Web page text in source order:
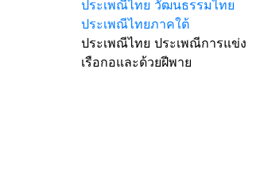
ประเพณีไทย วัฒนธรรมไทย
ประเพณีไทยภาคใต้
ประเพณีไทย ประเพณีการแข่ง
เรือกอและด้วยฝีพาย